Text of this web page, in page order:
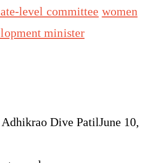
level committee women
minister
Adhikrao Dive PatilJune 10,